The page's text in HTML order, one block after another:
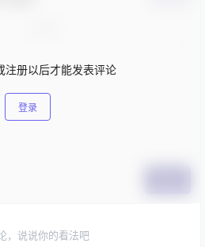
注册以后才能发表评论
登录
，说说你的看法吧